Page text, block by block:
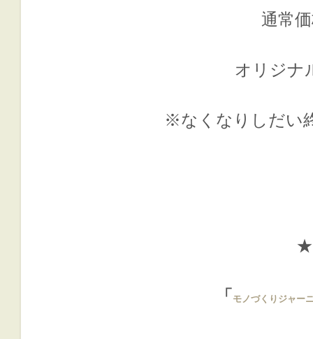
通常
オリジナ
※なくなりしだい
「 モノづくりジャー